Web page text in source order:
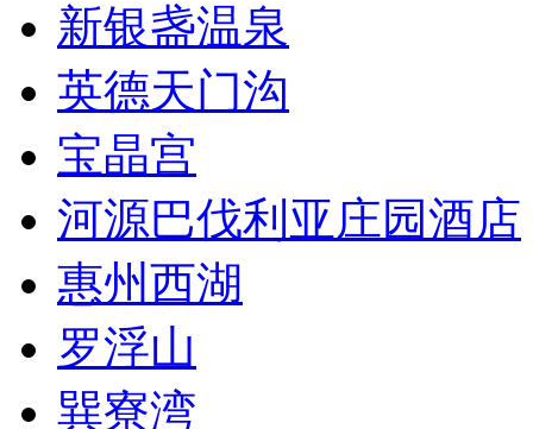
新银盏温泉
英德天门沟
宝晶宫
河源巴伐利亚庄园酒店
惠州西湖
罗浮山
巽寮湾